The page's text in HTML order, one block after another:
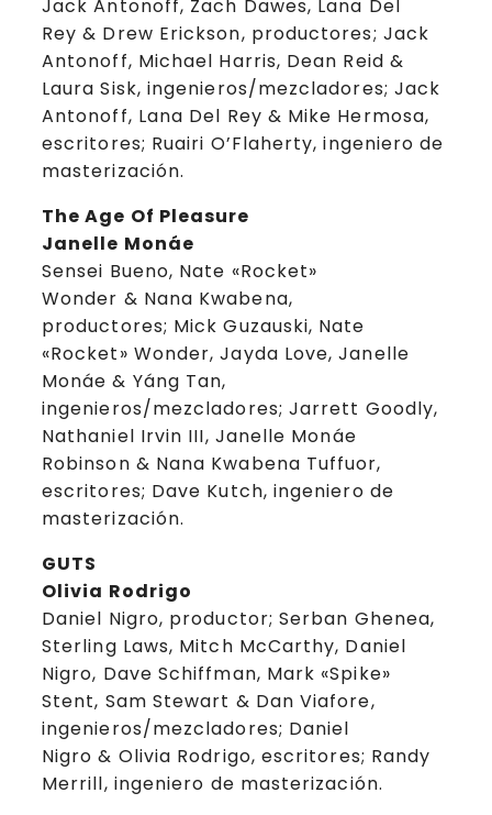
Jack Antonoff, Zach Dawes, Lana Del
Rey & Drew Erickson, productores; Jack
Antonoff, Michael Harris, Dean Reid &
Laura Sisk, ingenieros/mezcladores; Jack
Antonoff, Lana Del Rey & Mike Hermosa,
escritores; Ruairi O’Flaherty, ingeniero de
masterización.
The Age Of Pleasure
Janelle Monáe
Sensei Bueno, Nate «Rocket»
Wonder & Nana Kwabena,
productores; Mick Guzauski, Nate
«Rocket» Wonder, Jayda Love, Janelle
Monáe & Yáng Tan,
ingenieros/mezcladores; Jarrett Goodly,
Nathaniel Irvin III, Janelle Monáe
Robinson & Nana Kwabena Tuffuor,
escritores; Dave Kutch, ingeniero de
masterización.
GUTS
Olivia Rodrigo
Daniel Nigro, productor; Serban Ghenea,
Sterling Laws, Mitch McCarthy, Daniel
Nigro, Dave Schiffman, Mark «Spike»
Stent, Sam Stewart & Dan Viafore,
ingenieros/mezcladores; Daniel
Nigro & Olivia Rodrigo, escritores; Randy
Merrill, ingeniero de masterización.